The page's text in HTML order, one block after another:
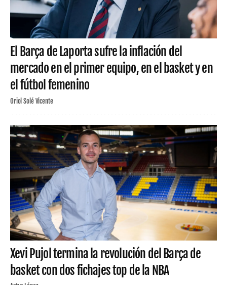
El Barça de Laporta sufre la inflación del
mercado en el primer equipo, en el basket y en
el fútbol femenino
Oriol Solé Vicente
Xevi Pujol termina la revolución del Barça de
basket con dos fichajes top de la NBA